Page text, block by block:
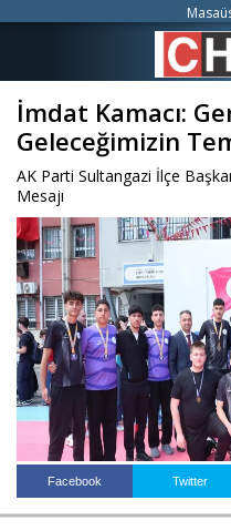
İmdat Kamacı:
Geleceğimizin
AK Parti Sultangazi İlçe
Mesajı
Facebook Twitter